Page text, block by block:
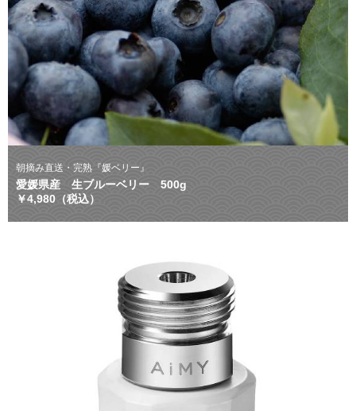
朝摘み直送・完熟『媛ベリー』
愛媛県産 生ブルーベリー 500g
￥4,980（税込）